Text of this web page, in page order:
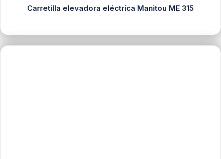
Carretilla elevadora eléctrica Manitou ME 315